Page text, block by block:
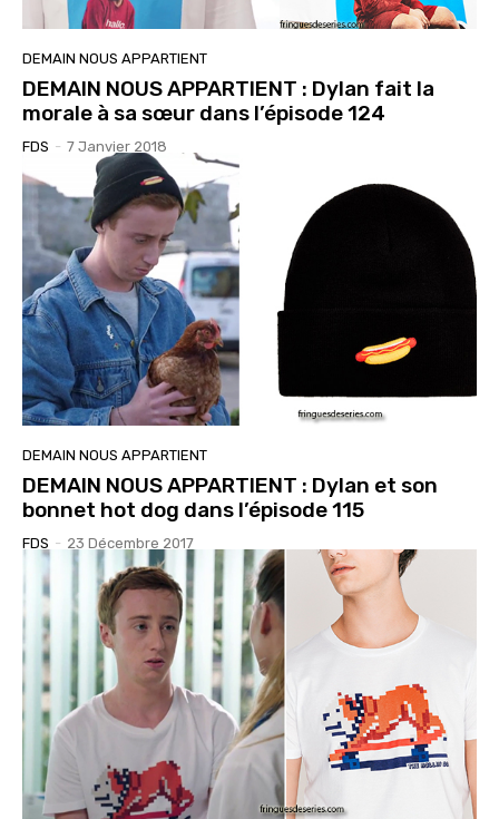
DEMAIN NOUS APPARTIENT
DEMAIN NOUS APPARTIENT : Dylan fait la
morale à sa sœur dans l’épisode 124
FDS - 7 Janvier 2018
DEMAIN NOUS APPARTIENT
DEMAIN NOUS APPARTIENT : Dylan et son
bonnet hot dog dans l’épisode 115
FDS - 23 Décembre 2017